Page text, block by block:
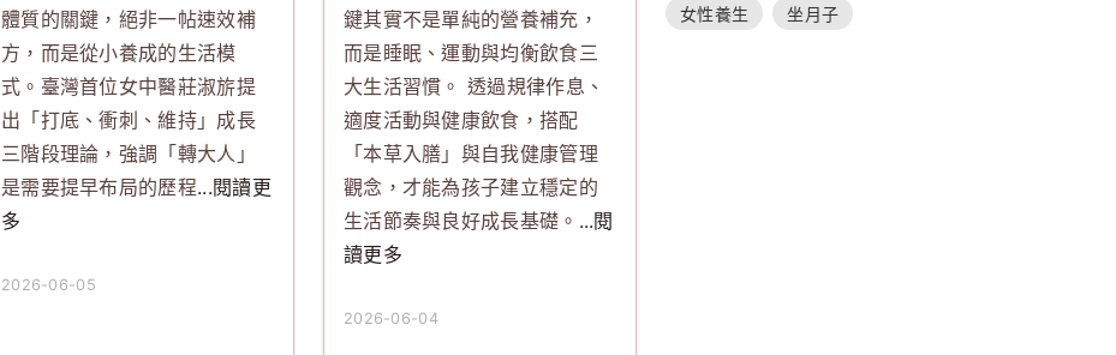
體質的關鍵，絕非一帖速效補
方，而是從小養成的生活模
式。臺灣首位女中醫莊淑旂提
出「打底、衝刺、維持」成長
三階段理論，強調「轉大人」
是需要提早布局的歷程...閱讀更
多
2026-06-05
鍵其實不是單純的營養補充，
而是睡眠、運動與均衡飲食三
大生活習慣。 透過規律作息、
適度活動與健康飲食，搭配
「本草入膳」與自我健康管理
觀念，才能為孩子建立穩定的
生活節奏與良好成長基礎。 ...閱
讀更多
2026-06-04
女性養生 坐月子